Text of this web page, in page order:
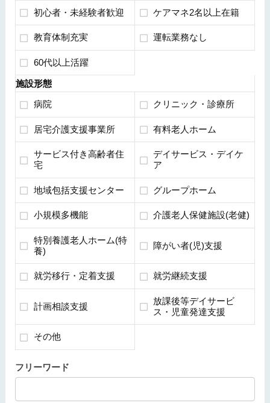
初心者・未経験者歓迎 ケアマネ2名以上在籍
教育体制充実 運転業務なし
60代以上活躍
施設形態
病院 クリニック・診療所
居宅介護支援事業所 有料老人ホーム
サービス付き高齢者住
宅
デイサービス・デイケ
ア
地域包括支援センター グループホーム
小規模多機能 介護老人保健施設(老健)
特別養護老人ホーム(特
養)
障がい者(児)支援
就労移行・定着支援 就労継続支援
計画相談支援
放課後等デイサービ
ス・児童発達支援
その他
フリーワード